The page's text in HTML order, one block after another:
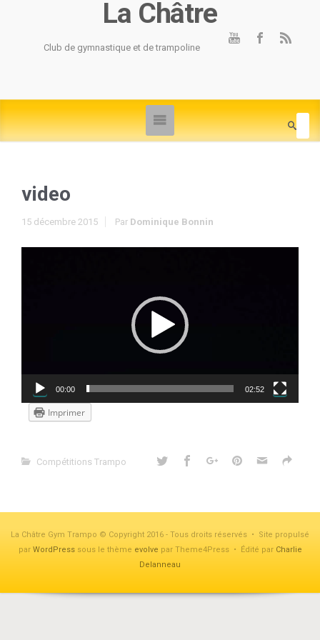
La Châtre
Club de gymnastique et de trampoline
video
15 décembre 2015 Par Dominique Bonnin
00:00 02:52
Imprimer
Compétitions Trampo
La Châtre Gym Trampo © Copyright 2016 - Tous droits réservés • Site propulsé
par WordPresssous le thème evolve par Theme4Press • Édité par Charlie
Delanneau